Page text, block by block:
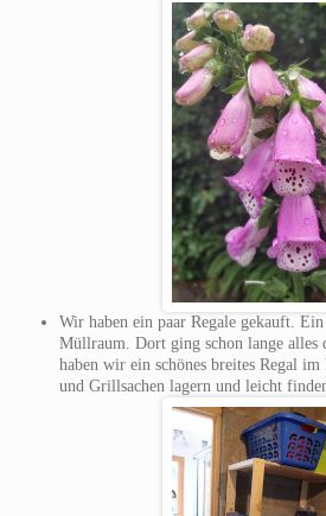
Wir haben ein paar Regale gekauft.
Müllraum. Dort ging schon lange alles
haben wir ein schönes breites Regal
und Grillsachen lagern und leicht